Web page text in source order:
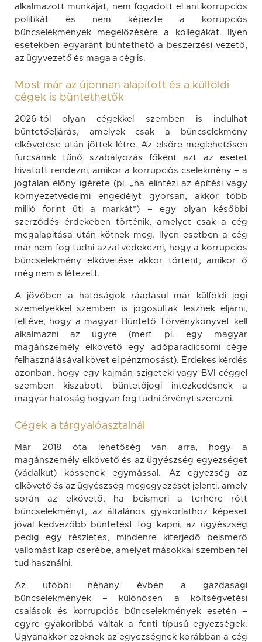
alkalmazott munkáját, nem fogadott el antikorrupciós
politikát és nem képezte a korrupciós
bűncselekmények megelőzésére a kollégákat. Ilyen
esetekben egyaránt büntethető a beszerzési vezető,
az ügyvezető és maga a cég is.
Most már az újonnan alapított és a külföldi
cégek is büntethetők
2026-tól olyan cégekkel szemben is indulhat
büntetőeljárás, amelyek csak a bűncselekmény
elkövetése után jöttek létre. Az elsőre meglehetősen
furcsának tűnő szabályozás főként azt az esetet
hivatott rendezni, amikor a korrupciós cselekmény – a
jogtalan előny ígérete (pl. „ha elintézi az építési vagy
környezetvédelmi engedélyt gyorsan, akkor több
millió forint üti a markát”) – egy olyan későbbi
szerződés érdekében történik, amelyet csak a cég
megalapítása után kötnek meg. Ilyen esetben a cég
már nem fog tudni azzal védekezni, hogy a korrupciós
bűncselekmény elkövetése akkor történt, amikor ő
még nem is létezett.
A jövőben a hatóságok ráadásul már külföldi jogi
személyekkel szemben is jogosultak lesznek eljárni,
feltéve, hogy a magyar Büntető Törvénykönyvet kell
alkalmazni az ügyre (mert pl. egy magyar
magánszemély elkövető egy adóparadicsomi cége
felhasználásával követ el pénzmosást). Érdekes kérdés
azonban, hogy egy kajmán-szigeteki vagy BVI céggel
szemben kiszabott büntetőjogi intézkedésnek a
magyar hatóság hogyan fog tudni érvényt szerezni.
Cégek a tárgyalóasztalnál
Már 2018 óta lehetőség van arra, hogy a
magánszemély elkövető és az ügyészség egyezséget
(vádalkut) kössenek egymással. Az egyezség az
elkövető és az ügyészség megegyezését jelenti, amely
során az elkövető, ha beismeri a terhére rótt
bűncselekményt, az általános gyakorlathoz képeset
jóval kedvezőbb büntetést fog kapni, az ügyészség
pedig egy részletes, mindenre kiterjedő beismerő
vallomást kap cserébe, amelyet másokkal szemben fel
tud használni.
Az utóbbi néhány évben a gazdasági
bűncselekmények – különösen a költségvetési
csalások és korrupciós bűncselekmények esetén –
egyre gyakoribbá váltak a fenti típusú egyezségek.
Ugyanakkor ezeknek az egyezségnek korábban a cég